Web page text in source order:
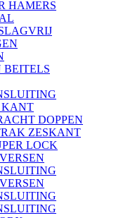
HAMERS
BEITELS
KANT
DOPPEN
ZESKANT
LOCK